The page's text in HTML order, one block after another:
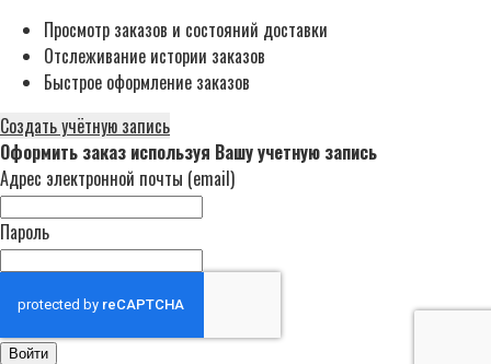
Просмотр заказов и состояний доставки
Отслеживание истории заказов
Быстрое оформление заказов
Создать учётную запись
Оформить заказ используя Вашу учетную запись
Адрес электронной почты (email)
Пароль
Войти